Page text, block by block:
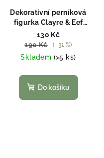
Dekorativní perníková
figurka Clayre & Eef
6PR4339
130 Kč
190 Kč
(–31 %)
Skladem (>5 ks)
Do košíku